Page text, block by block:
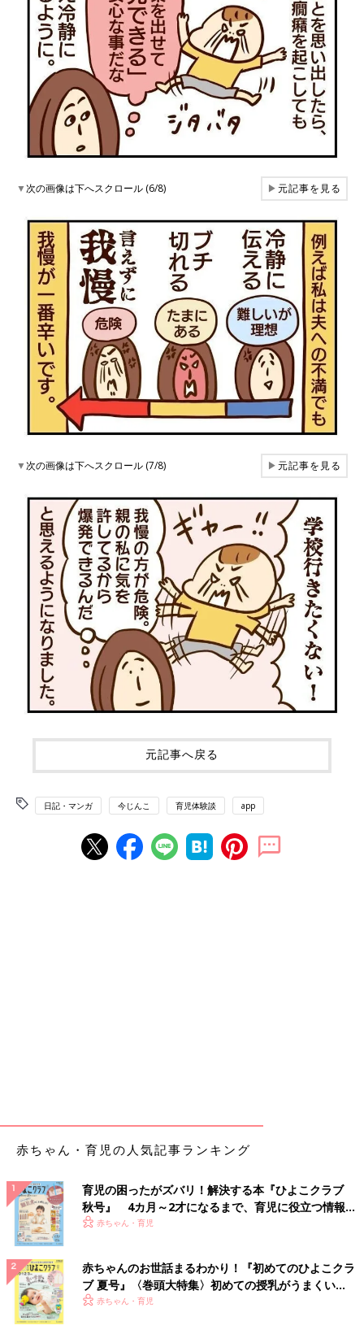
▼次の画像は下へスクロール (6/8) ▶元記事を見る
▼次の画像は下へスクロール (7/8) ▶元記事を見る
元記事へ戻る
日記・マンガ 今じんこ 育児体験談 app
赤ちゃん・育児の人気記事ランキング
育児の困ったがズバリ！解決する本『ひよこクラブ
秋号』 4カ月～2才になるまで、育児に役立つ情報が
いっぱい！
赤ちゃん・育児
赤ちゃんのお世話まるわかり！『初めてのひよこクラ
ブ 夏号』〈巻頭大特集〉初めての授乳がうまくい
く！ おっぱい・ミルクの基本と夏のトラブル 解決テ
赤ちゃん・育児